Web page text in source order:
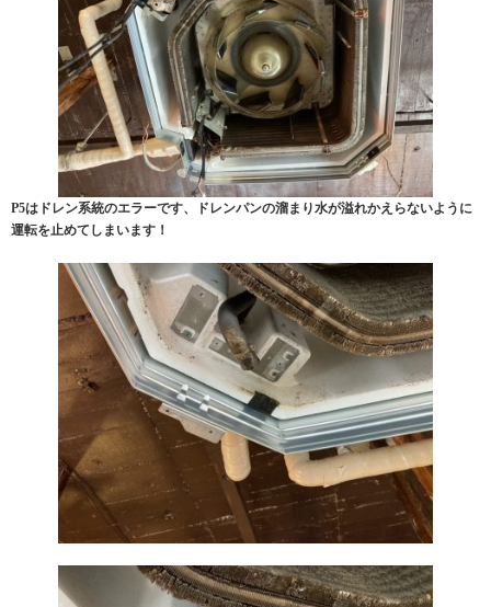
P5はドレン系統のエラーです、ドレンパンの溜まり水が溢れかえらないように
運転を止めてしまいます！